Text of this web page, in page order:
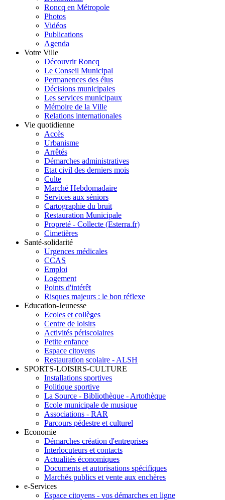
Roncq en Métropole
Photos
Vidéos
Publications
Agenda
Votre Ville
Découvrir Roncq
Le Conseil Municipal
Permanences des élus
Décisions municipales
Les services municipaux
Mémoire de la Ville
Relations internationales
Vie quotidienne
Accès
Urbanisme
Arrêtés
Démarches administratives
Etat civil des derniers mois
Culte
Marché Hebdomadaire
Services aux séniors
Cartographie du bruit
Restauration Municipale
Propreté - Collecte (Esterra.fr)
Cimetières
Santé-solidarité
Urgences médicales
CCAS
Emploi
Logement
Points d'intérêt
Risques majeurs : le bon réflexe
Education-Jeunesse
Ecoles et collèges
Centre de loisirs
Activités périscolaires
Petite enfance
Espace citoyens
Restauration scolaire - ALSH
SPORTS-LOISIRS-CULTURE
Installations sportives
Politique sportive
La Source - Bibliothèque - Artothèque
Ecole municipale de musique
Associations - RAR
Parcours pédestre et culturel
Economie
Démarches création d'entreprises
Interlocuteurs et contacts
Actualités économiques
Documents et autorisations spécifiques
Marchés publics et vente aux enchères
e-Services
Espace citoyens - vos démarches en ligne